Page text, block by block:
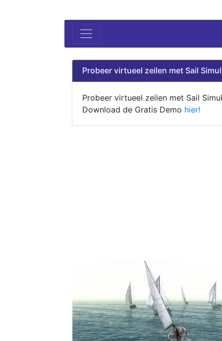
Probeer virtueel zeilen met Sail
Probeer virtueel zeilen met Sail
Download de Gratis Demo hier!